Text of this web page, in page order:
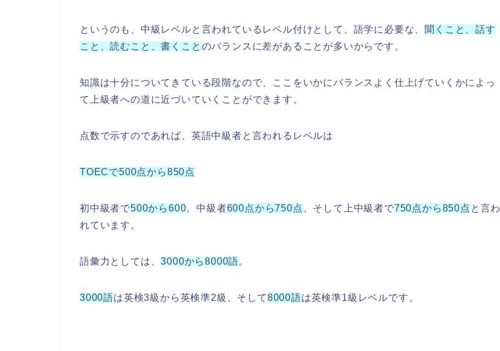
というのも、中級レベルと言われているレベル付けとして、語学に必要な、
聞くこと、話す
こと、読むこと、書くこと のバランスに差があることが多いからです。
知識は十分についてきている段階なので、ここをいかにバランスよく仕上げていくかによっ
て上級者への道に近づいていくことができます。
点数で示すのであれば、英語中級者と言われるレベルは
TOECで500点から850点
初中級者で500から600。中級者600点から750点 、そして上中級者で750点から850点 と言わ
れています。
語彙力としては、3000から8000語。
3000語は英検3級から英検準2級、そして8000語は英検準1級レベルです。